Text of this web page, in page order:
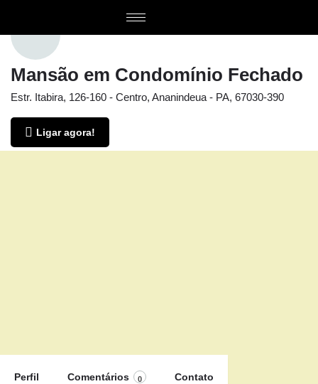
Mansão em Condomínio Fechado
Estr. Itabira, 126-160 - Centro, Ananindeua - PA, 67030-390
Ligar agora!
Perfil Comentários 0 Contato